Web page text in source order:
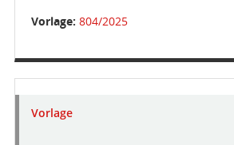
Vorlage: 804/2025
Vorlage